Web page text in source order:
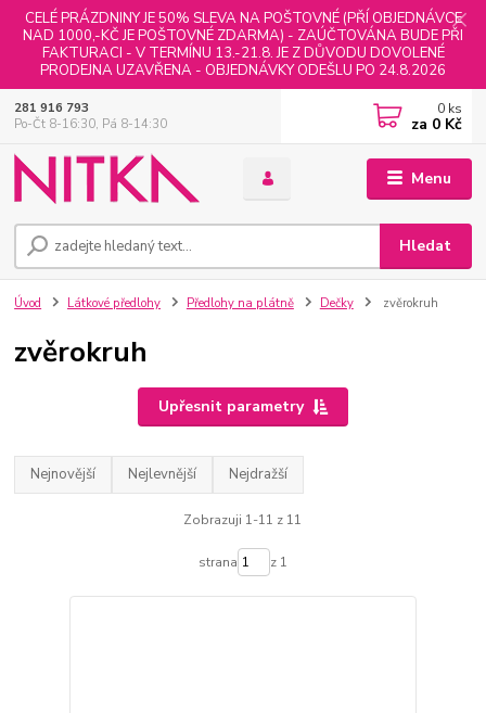
CELÉ PRÁZDNINY JE 50% SLEVA NA POŠTOVNÉ (PŘÍ OBJEDNÁVCE
NAD 1000,-KČ JE POŠTOVNÉ ZDARMA) - ZAÚČTOVÁNA BUDE PŘI
FAKTURACI - V TERMÍNU 13.-21.8. JE Z DŮVODU DOVOLENÉ
PRODEJNA UZAVŘENA - OBJEDNÁVKY ODEŠLU PO 24.8.2026
Menu
Hledat
281 916 793
Po-Čt 8-16:30, Pá 8-14:30
0 ks
za 0 Kč
Úvod Látkové předlohy Předlohy na plátně Dečky zvěrokruh
zvěrokruh
Upřesnit parametry
Nejnovější Nejlevnější Nejdražší
Zobrazuji 1-11 z 11
strana z 1